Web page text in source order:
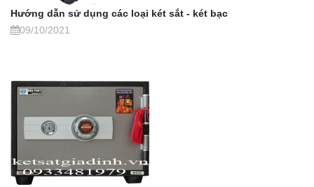
Hướng dẫn sử dụng các loại két sắt - két bạc
09/10/2021